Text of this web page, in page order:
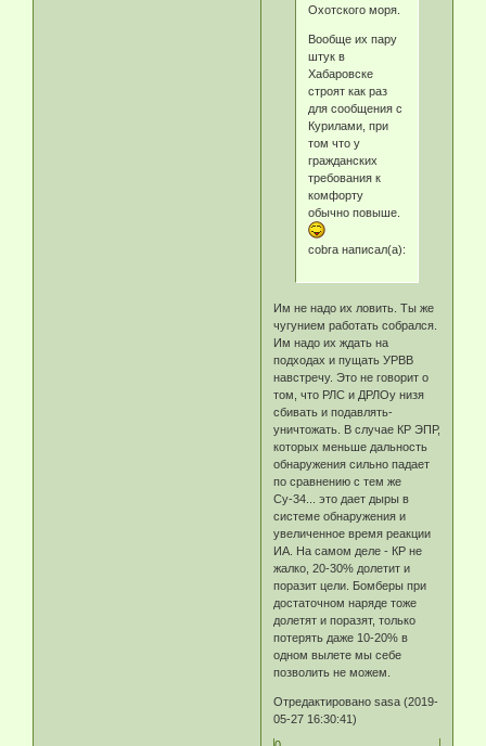
Охотского моря.
Вообще их пару
штук в
Хабаровске
строят как раз
для сообщения с
Курилами, при
том что у
гражданских
требования к
комфорту
обычно повыше.
cobra написал(а):
Им не надо их ловить. Ты же
чугунием работать собрался.
Им надо их ждать на
подходах и пущать УРВВ
навстречу. Это не говорит о
том, что РЛС и ДРЛОу низя
сбивать и подавлять-
уничтожать. В случае КР ЭПР,
которых меньше дальность
обнаружения сильно падает
по сравнению с тем же
Су-34... это дает дыры в
системе обнаружения и
увеличенное время реакции
ИА. На самом деле - КР не
жалко, 20-30% долетит и
поразит цели. Бомберы при
достаточном наряде тоже
долетят и поразят, только
потерять даже 10-20% в
одном вылете мы себе
позволить не можем.
Отредактировано sasa (2019-
05-27 16:30:41)